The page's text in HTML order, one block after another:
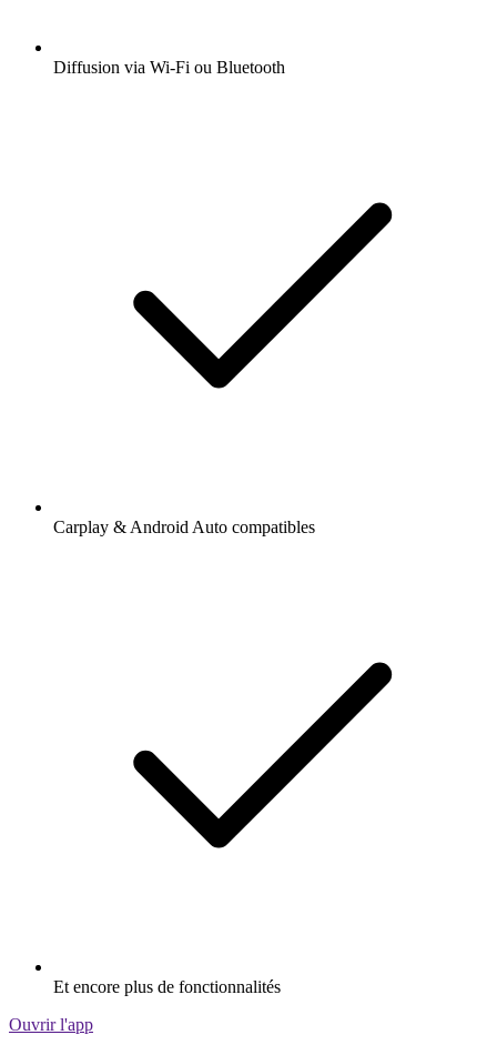
Diffusion via Wi-Fi ou Bluetooth
Carplay & Android Auto compatibles
Et encore plus de fonctionnalités
Ouvrir l'app